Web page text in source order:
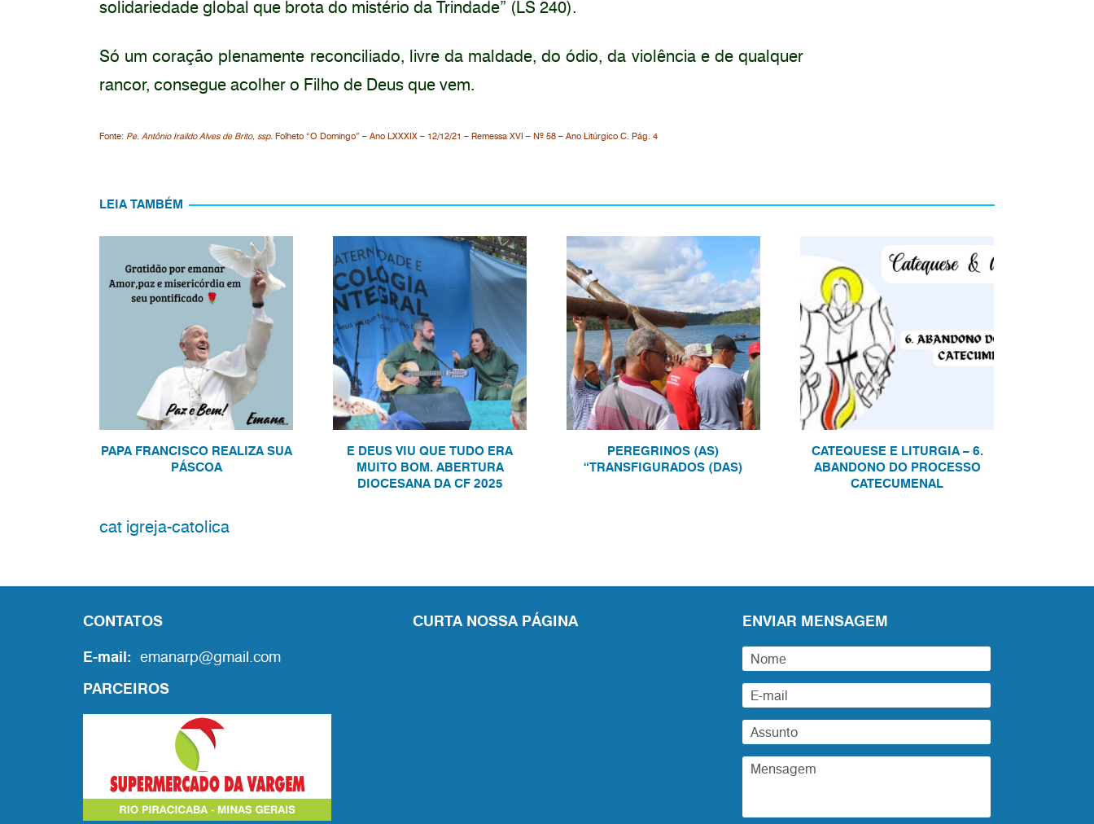
solidariedade global que brota do mistério da Trindade” (LS 240).
Só um coração plenamente reconciliado, livre da maldade, do ódio, da violência e de qualquer
rancor, consegue acolher o Filho de Deus que vem.
Fonte: Pe. Antônio Iraildo Alves de Brito, ssp. Folheto “O Domingo” – Ano LXXXIX – 12/12/21 – Remessa XVI – Nº 58 – Ano Litúrgico C. Pág. 4
LEIA TAMBÉM
PAPA FRANCISCO REALIZA SUA
PÁSCOA
E DEUS VIU QUE TUDO ERA
MUITO BOM. ABERTURA
DIOCESANA DA CF 2025
PEREGRINOS (AS)
“TRANSFIGURADOS (DAS)
CATEQUESE E LITURGIA – 6.
ABANDONO DO PROCESSO
CATECUMENAL
cat igreja-catolica
CONTATOS
E-mail: emanarp@gmail.com
PARCEIROS
CURTA NOSSA PÁGINA ENVIAR MENSAGEM